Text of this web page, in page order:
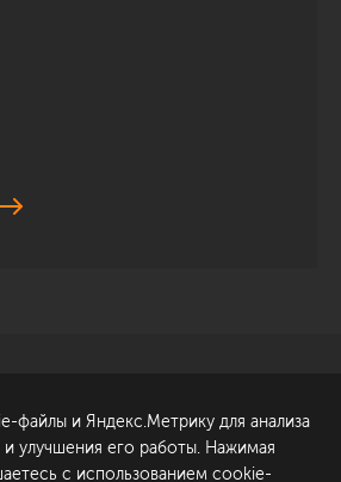
Обсудить проект
6
файлы и Яндекс.Метрику для анализа
улучшения его работы. Нажимая
с использованием cookie-